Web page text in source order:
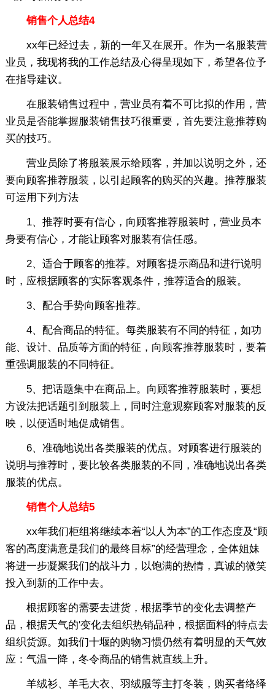
销售个人总结4
xx年已经过去，新的一年又在展开。作为一名服装营
业员，我现将我的工作总结及心得呈现如下，希望各位予
在指导建议。
在服装销售过程中，营业员有着不可比拟的作用，营
业员是否能掌握服装销售技巧很重要，首先要注意推荐购
买的技巧。
营业员除了将服装展示给顾客，并加以说明之外，还
要向顾客推荐服装，以引起顾客的购买的兴趣。推荐服装
可运用下列方法
1、推荐时要有信心，向顾客推荐服装时，营业员本
身要有信心，才能让顾客对服装有信任感。
2、适合于顾客的推荐。对顾客提示商品和进行说明
时，应根据顾客的'实际客观条件，推荐适合的服装。
3、配合手势向顾客推荐。
4、配合商品的特征。每类服装有不同的特征，如功
能、设计、品质等方面的特征，向顾客推荐服装时，要着
重强调服装的不同特征。
5、把话题集中在商品上。向顾客推荐服装时，要想
方设法把话题引到服装上，同时注意观察顾客对服装的反
映，以便适时地促成销售。
6、准确地说出各类服装的优点。对顾客进行服装的
说明与推荐时，要比较各类服装的不同，准确地说出各类
服装的优点。
销售个人总结5
xx年我们柜组将继续本着“以人为本”的工作态度及“顾
客的高度满意是我们的最终目标”的经营理念，全体姐妹
将进一步凝聚我们的战斗力，以饱满的热情，真诚的微笑
投入到新的工作中去。
根据顾客的需要去进货，根据季节的变化去调整产
品，根据天气的'变化去组织热销品种，根据面料的特点去
组织货源。如我们十堰的购物习惯仍然有着明显的天气效
应：气温一降，冬令商品的销售就直线上升。
羊绒衫、羊毛大衣、羽绒服等主打冬装，购买者络绎